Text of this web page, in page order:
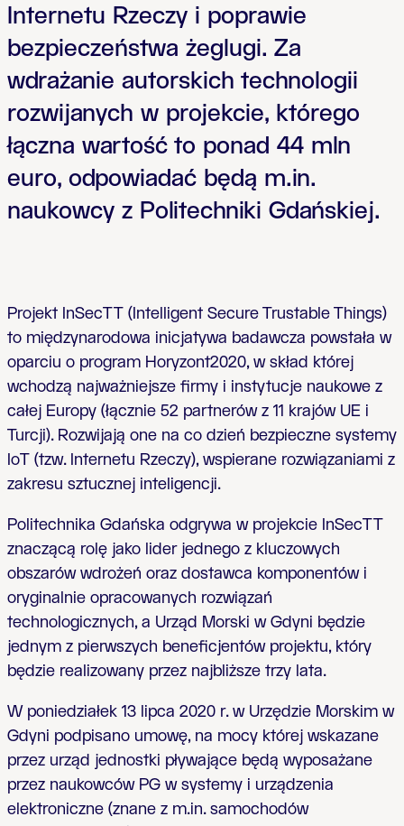
Internetu Rzeczy i poprawie
bezpieczeństwa żeglugi. Za
wdrażanie autorskich technologii
rozwijanych w projekcie, którego
łączna wartość to ponad 44 mln
euro, odpowiadać będą m.in.
naukowcy z Politechniki Gdańskiej.
Projekt InSecTT (Intelligent Secure Trustable Things)
to międzynarodowa inicjatywa badawcza powstała w
oparciu o program Horyzont2020, w skład której
wchodzą najważniejsze firmy i instytucje naukowe z
całej Europy (łącznie 52 partnerów z 11 krajów UE i
Turcji). Rozwijają one na co dzień bezpieczne systemy
IoT (tzw. Internetu Rzeczy), wspierane rozwiązaniami z
zakresu sztucznej inteligencji.
Politechnika Gdańska odgrywa w projekcie InSecTT
znaczącą rolę jako lider jednego z kluczowych
obszarów wdrożeń oraz dostawca komponentów i
oryginalnie opracowanych rozwiązań
technologicznych, a Urząd Morski w Gdyni będzie
jednym z pierwszych beneficjentów projektu, który
będzie realizowany przez najbliższe trzy lata.
W poniedziałek 13 lipca 2020 r. w Urzędzie Morskim w
Gdyni podpisano umowę, na mocy której wskazane
przez urząd jednostki pływające będą wyposażane
przez naukowców PG w systemy i urządzenia
elektroniczne (znane z m.in. samochodów